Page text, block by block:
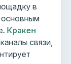
в
Кракен
связи,